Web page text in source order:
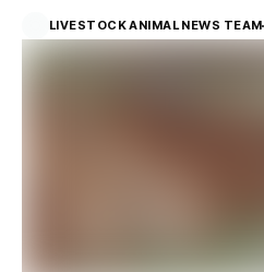
LIVESTOCK ANIMAL NEWS TEAM